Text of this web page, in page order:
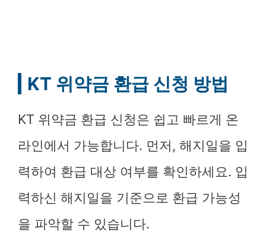
KT 위약금 환급 신청 방법
KT 위약금 환급 신청은 쉽고 빠르게 온
라인에서 가능합니다. 먼저, 해지일을 입
력하여 환급 대상 여부를 확인하세요. 입
력하신 해지일을 기준으로 환급 가능성
을 파악할 수 있습니다.